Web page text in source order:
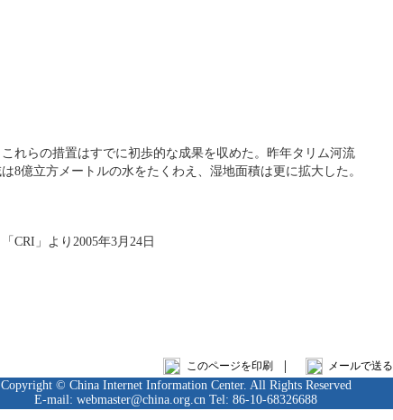
これらの措置はすでに初歩的な成果を収めた。昨年タリム河流
8億立方メートルの水をたくわえ、湿地面積は更に拡大した。
「CRI」より2005年3月24日
このページを印刷 | メールで送る
Copyright © China Internet Information Center. All Rights Reserved
E-mail: webmaster@china.org.cn Tel: 86-10-68326688